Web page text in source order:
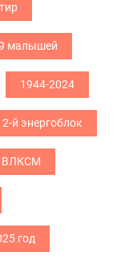
малышей
1944-2024
2-й энергоблок
ВЛКСМ
год